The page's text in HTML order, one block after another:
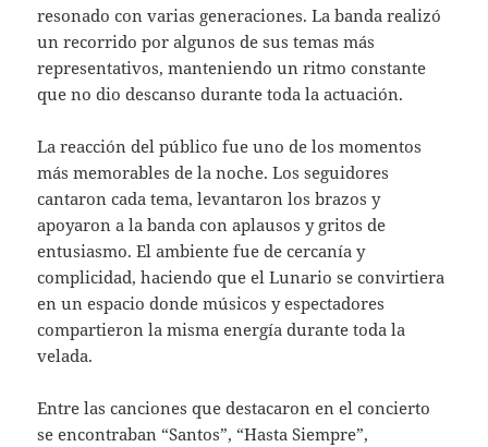
resonado con varias generaciones. La banda realizó
un recorrido por algunos de sus temas más
representativos, manteniendo un ritmo constante
que no dio descanso durante toda la actuación.
La reacción del público fue uno de los momentos
más memorables de la noche. Los seguidores
cantaron cada tema, levantaron los brazos y
apoyaron a la banda con aplausos y gritos de
entusiasmo. El ambiente fue de cercanía y
complicidad, haciendo que el Lunario se convirtiera
en un espacio donde músicos y espectadores
compartieron la misma energía durante toda la
velada.
Entre las canciones que destacaron en el concierto
se encontraban “Santos”, “Hasta Siempre”,